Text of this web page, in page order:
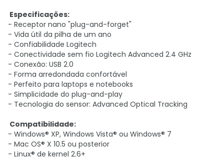
Especificações:
- Receptor nano "plug-and-forget"
- Vida útil da pilha de um ano
- Confiabilidade Logitech
- Conectividade sem fio Logitech Advanced 2.4 GHz
- Conexão: USB 2.0
- Forma arredondada confortável
- Perfeito para laptops e notebooks
- Simplicidade do plug-and-play
- Tecnologia do sensor: Advanced Optical Tracking
Compatibilidade:
- Windows® XP, Windows Vista® ou Windows® 7
- Mac OS® X 10.5 ou posterior
- Linux® de kernel 2.6+